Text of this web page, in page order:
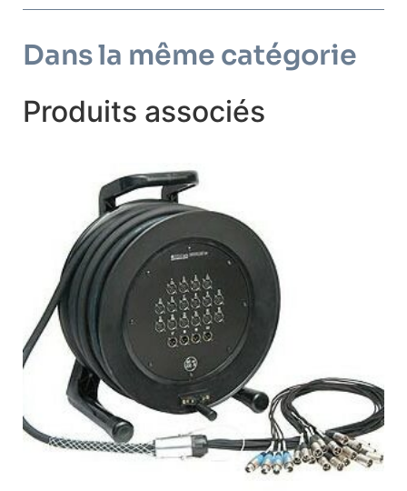
Dans la même catégorie
Produits associés